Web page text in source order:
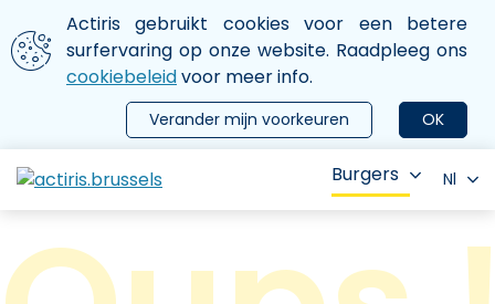
Aller au contenu principal
We gebruiken cookies
Actiris gebruikt cookies voor een betere
surfervaring op onze website. Raadpleeg ons
cookiebeleidvoor meer info.
OK
Verander mijn voorkeuren
le menu
Burgers Nl